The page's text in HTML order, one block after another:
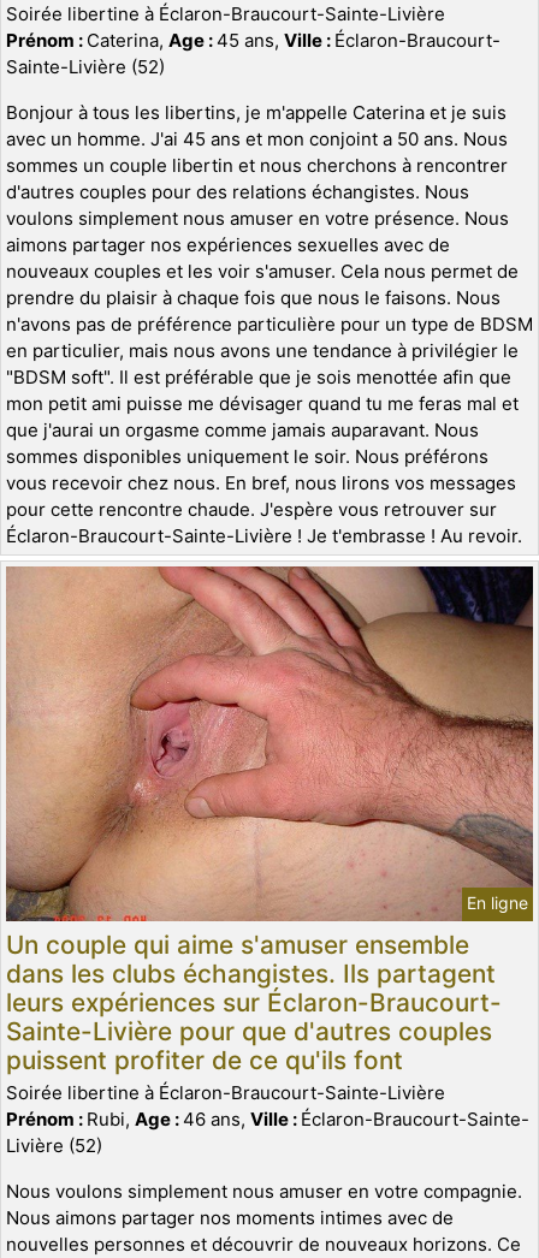
Soirée libertine à Éclaron-Braucourt-Sainte-Livière
Prénom : Caterina, Age :45 ans, Ville : Éclaron-Braucourt-
Sainte-Livière (52)
Bonjour à tous les libertins, je m'appelle Caterina et je suis
avec un homme. J'ai 45 ans et mon conjoint a 50 ans. Nous
sommes un couple libertin et nous cherchons à rencontrer
d'autres couples pour des relations échangistes. Nous
voulons simplement nous amuser en votre présence. Nous
aimons partager nos expériences sexuelles avec de
nouveaux couples et les voir s'amuser. Cela nous permet de
prendre du plaisir à chaque fois que nous le faisons. Nous
n'avons pas de préférence particulière pour un type de BDSM
en particulier, mais nous avons une tendance à privilégier le
"BDSM soft". Il est préférable que je sois menottée afin que
mon petit ami puisse me dévisager quand tu me feras mal et
que j'aurai un orgasme comme jamais auparavant. Nous
sommes disponibles uniquement le soir. Nous préférons
vous recevoir chez nous. En bref, nous lirons vos messages
pour cette rencontre chaude. J'espère vous retrouver sur
Éclaron-Braucourt-Sainte-Livière ! Je t'embrasse ! Au revoir.
En ligne
Un couple qui aime s'amuser ensemble
dans les clubs échangistes. Ils partagent
leurs expériences sur Éclaron-Braucourt-
Sainte-Livière pour que d'autres couples
puissent profiter de ce qu'ils font
Soirée libertine à Éclaron-Braucourt-Sainte-Livière
Prénom : Rubi, Age :46 ans, Ville : Éclaron-Braucourt-Sainte-
Livière (52)
Nous voulons simplement nous amuser en votre compagnie.
Nous aimons partager nos moments intimes avec de
nouvelles personnes et découvrir de nouveaux horizons. Ce